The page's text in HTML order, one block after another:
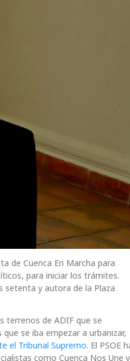
de Cuenca En Marcha para
para iniciar los trámites.
setenta y autora de la Plaza
terrenos de ADIF que se
se iba empezar a urbanizar,
el Tribunal Supremo. El PSOE
como Cuenca Nos Une y